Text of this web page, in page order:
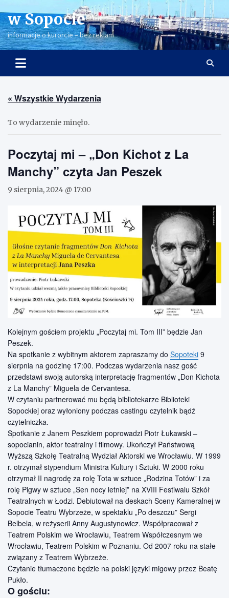
to
content
w Sopocie
informacje o kurorcie – bez reklam
« Wszystkie Wydarzenia
To wydarzenie minęło.
Poczytaj mi – „Don Kichot z La
Manchy” czyta Jan Peszek
9 sierpnia, 2024 @ 17:00
Kolejnym gościem projektu „Poczytaj mi. Tom III” będzie Jan
Peszek.
Na spotkanie z wybitnym aktorem zapraszamy do Sopoteki 9
sierpnia na godzinę 17:00. Podczas wydarzenia nasz gość
przedstawi swoją autorską interpretację fragmentów „Don Kichota
z La Manchy” Miguela de Cervantesa.
W czytaniu partnerować mu będą bibliotekarze Biblioteki
Sopockiej oraz wyłoniony podczas castingu czytelnik bądź
czytelniczka.
Spotkanie z Janem Peszkiem poprowadzi Piotr Łukawski –
sopocianin, aktor teatralny i filmowy. Ukończył Państwową
Wyższą Szkołę Teatralną Wydział Aktorski we Wrocławiu. W 1999
r. otrzymał stypendium Ministra Kultury i Sztuki. W 2000 roku
otrzymał II nagrodę za rolę Tota w sztuce „Rodzina Totów” i za
rolę Pigwy w sztuce „Sen nocy letniej” na XVIII Festiwalu Szkół
Teatralnych w Łodzi. Debiutował na deskach Sceny Kameralnej w
Sopocie Teatru Wybrzeże, w spektaklu „Po deszczu” Sergi
Belbela, w reżyserii Anny Augustynowicz. Współpracował z
Teatrem Polskim we Wrocławiu, Teatrem Współczesnym we
Wrocławiu, Teatrem Polskim w Poznaniu. Od 2007 roku na stałe
związany z Teatrem Wybrzeże.
Czytanie tłumaczone będzie na polski języki migowy przez Beatę
Pukło.
O gościu: